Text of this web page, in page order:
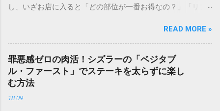
し、いざお店に入ると「どの部位が一番お得なの？」「リブ
ナーで何が違うの？」と迷ってしまう方も多いのではないで
しょうか。 せっかく足を運ぶなら、自分好みの最高の一皿を
選びたいもの。この記事では、通い詰めたファンだからこそ
わかるメニュー選びの極意や、満足度を高める裏技、さらに
はダイエット中におすすめの食べ方まで、公式サイトだけで
は分からない踏み込んだ情報を詳しくご紹介します。 1. いき
なり！ステーキの魅力とは？選ばれる3つの理由 多くのステ
READ MORE »
罪悪感ゼロの肉活！シズラーの「ベジタブ
ル・ファースト」でステーキを太らずに楽し
む方法
18:09